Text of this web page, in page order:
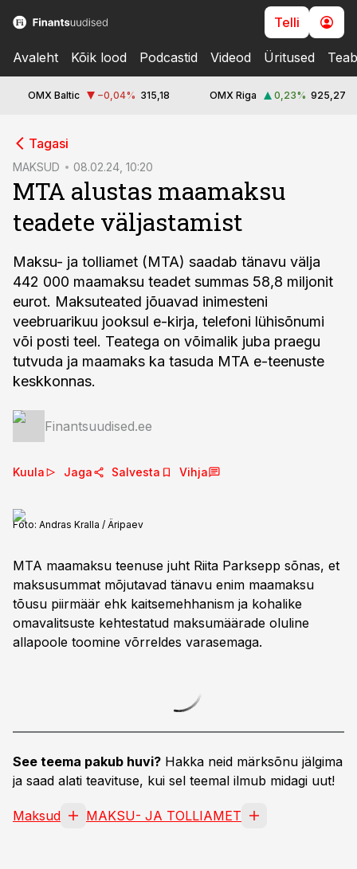
Telli
Avaleht Kõik lood Podcastid Videod Üritused
OMX Baltic −0,04% 315,18 OMX Riga 0,23% 925,27
Tagasi
MAKSUD 08.02.24, 10:20
MTA alustas maamaksu
teadete väljastamist
Maksu- ja tolliamet (MTA) saadab tänavu välja
442 000 maamaksu teadet summas 58,8 miljonit
eurot. Maksuteated jõuavad inimesteni
veebruarikuu jooksul e-kirja, telefoni lühisõnumi
või posti teel. Teatega on võimalik juba praegu
tutvuda ja maamaks ka tasuda MTA e-teenuste
keskkonnas.
Finantsuudised.ee
Kuula Jaga Salvesta Vihja
Foto: Andras Kralla / Äripaev
MTA maamaksu teenuse juht Riita Parksepp sõnas, et
maksusummat mõjutavad tänavu enim maamaksu
tõusu piirmäär ehk kaitsemehhanism ja kohalike
omavalitsuste kehtestatud maksumäärade oluline
allapoole toomine võrreldes varasemaga.
See teema pakub huvi? Hakka neid märksõnu jälgima
ja saad alati teavituse, kui sel teemal ilmub midagi uut!
Maksud MAKSU- JA TOLLIAMET